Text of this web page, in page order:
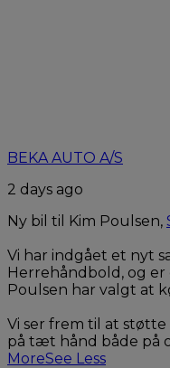
BEKA AUTO A/S
2 days ago
Ny bil til Kim Poulsen,
Vi har indgået et nyt
Herrehåndbold, og
Poulsen har valgt at
Vi ser frem til at
på tæt hånd både på
MoreSee Less